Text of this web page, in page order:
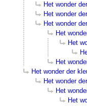
Het wonder
Het wonder
Het wonder
Het
Het
Het
Het wonder der
Het wonder
Het
Het